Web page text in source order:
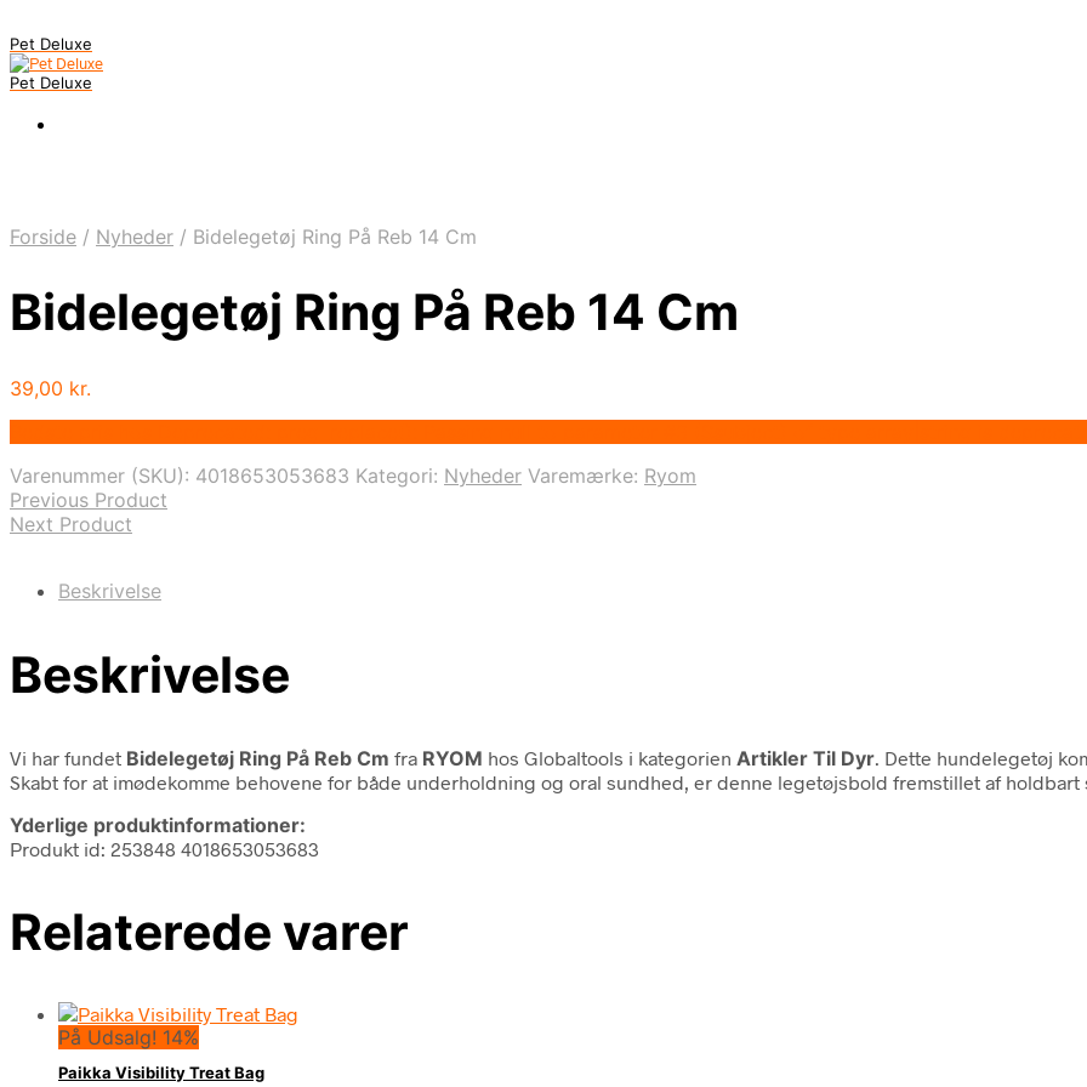
Pet Deluxe
Pet Deluxe
Forside / Nyheder / Bidelegetøj Ring På Reb 14 Cm
Bidelegetøj Ring På Reb 14 Cm
39,00 kr.
Varenummer (SKU): 4018653053683 Kategori: Nyheder Varemærke: Ryom
Previous Product
Next Product
Beskrivelse
Beskrivelse
Vi har fundet Bidelegetøj Ring På Reb Cm fra RYOM hos Globaltools i kategorien Artikler Til Dyr . Dette hundelegetøj
Skabt for at imødekomme behovene for både underholdning og oral sundhed, er denne legetøjsbold fremstillet af
Yderlige produktinformationer:
Produkt id: 253848 4018653053683
Relaterede varer
På Udsalg! 14%
Paikka Visibility Treat Bag